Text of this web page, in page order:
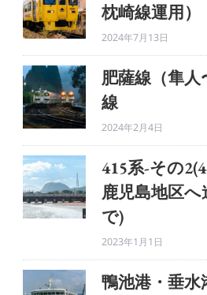
枕崎線運用）
2024年7月13日
肥薩線（隼
線
2024年2月4日
415系-その
鹿児島地区
で)
2023年1月1日
鴨池港・垂水